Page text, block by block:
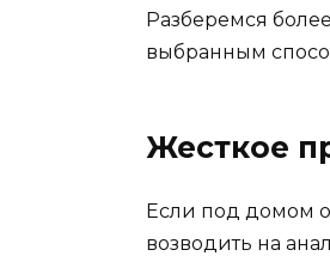
Разберемся
выбранным
Жесткое
Если под домом
возводить на